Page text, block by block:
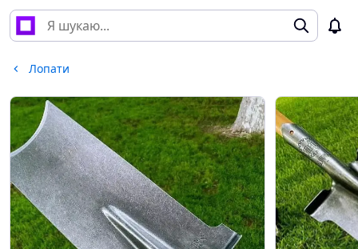
Лопати